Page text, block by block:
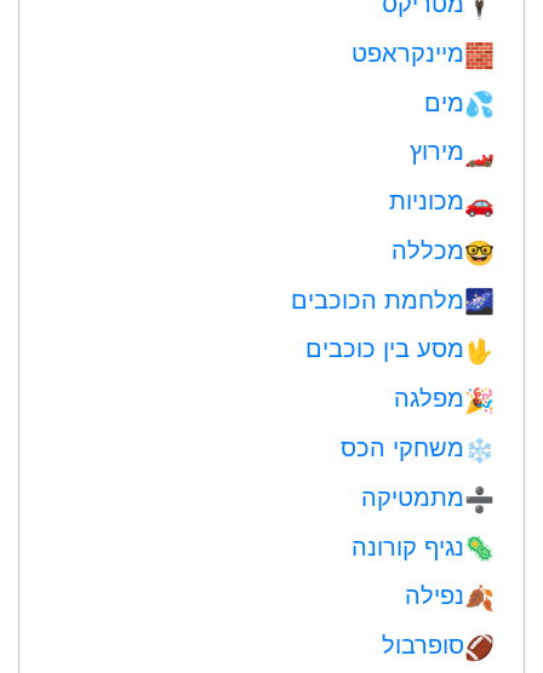
🕴️
🧱מיינקראפט
💦מים
🏎 מירוץ
🚗מכוניות
🤓מכללה
🌌מלחמת הכוכבים
🖖מסע בין כוכבים
🎉מפלגה
❄️משחקי הכס
➗מתמטיקה
🦠נגיף קורונה
🍂נפילה
🏈סופרבול